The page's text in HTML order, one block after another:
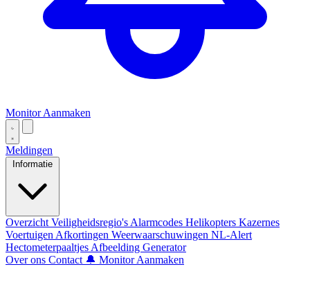
Monitor Aanmaken
Meldingen
Informatie
Overzicht Veiligheidsregio's Alarmcodes Helikopters Kazernes
Voertuigen Afkortingen Weerwaarschuwingen NL-Alert
Hectometerpaaltjes Afbeelding Generator
Over ons Contact 🔔 Monitor Aanmaken